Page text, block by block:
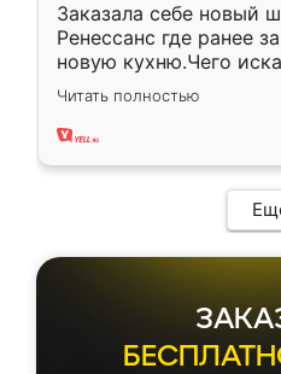
Заказала себе новый
Ренессанс где ранее
новую кухню.Чего
вполне довольна.
два года, нареканий нет.
Читать полностью